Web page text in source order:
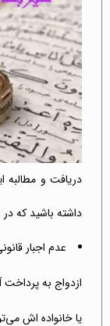
دریافت و مطالبه
داشته باشید که
عدم اجبار
ازدواج به
یا خانواده اش